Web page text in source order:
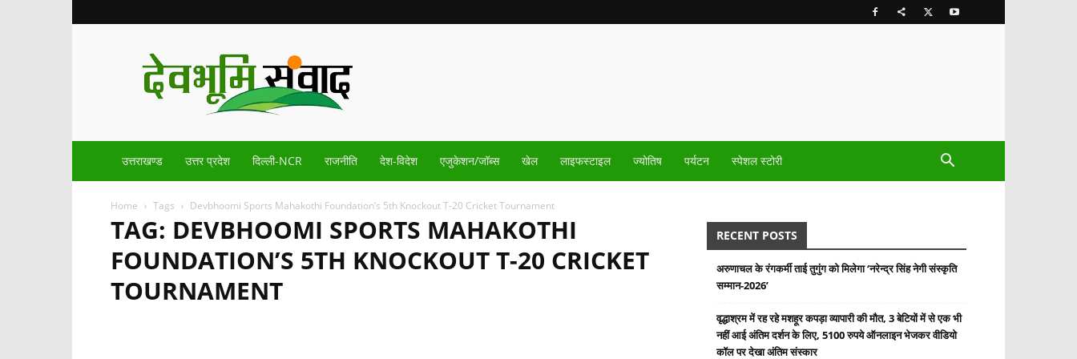
Devbhoomisamvad.com
उत्तराखण्ड उत्तर प्रदेश दिल्ली-NCR राजनीति देश-विदेश एजुकेशन/जॉब्स खेल लाइफस्टाइल ज्योतिष पर्यटन स्पेशल स्टोरी
Home Tags Devbhoomi Sports Mahakothi Foundation’s 5th Knockout T-20 Cricket Tournament
TAG: DEVBHOOMI SPORTS MAHAKOTHI
FOUNDATION’S 5TH KNOCKOUT T-20 CRICKET
TOURNAMENT
RECENT POSTS
अरुणाचल के रंगकर्मी ताई तुगुंग को मिलेगा ‘नरेन्द्र सिंह नेगी संस्कृति
सम्मान-2026’
वृद्धाश्रम में रह रहे मशहूर कपड़ा व्यापारी की मौत, 3 बेटियों में से एक भी
नहीं आई अंतिम दर्शन के लिए, 5100 रुपये ऑनलाइन भेजकर वीडियो
कॉल पर देखा अंतिम संस्कार